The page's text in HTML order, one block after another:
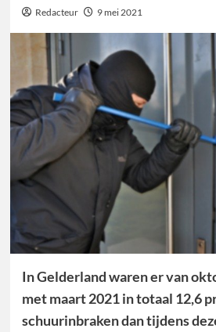
Redacteur 9 mei 2021
In Gelderland waren er van
met maart 2021 in totaal 12,6
schuurinbraken dan tijdens